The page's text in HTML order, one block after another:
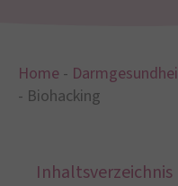
Home -
- Biohacking
Inhaltsverzeichnis